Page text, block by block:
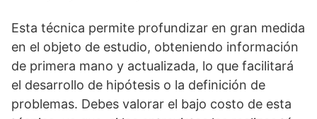
Esta técnica permite profundizar en gran medida
en el objeto de estudio, obteniendo información
de primera mano y actualizada, lo que facilitará
el desarrollo de hipótesis o la definición de
problemas. Debes valorar el bajo costo de esta